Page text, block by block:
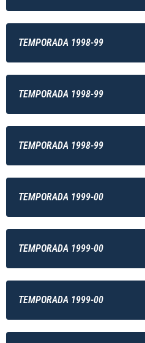
TEMPORADA 1998-99
TEMPORADA 1998-99
TEMPORADA 1998-99
TEMPORADA 1999-00
TEMPORADA 1999-00
TEMPORADA 1999-00